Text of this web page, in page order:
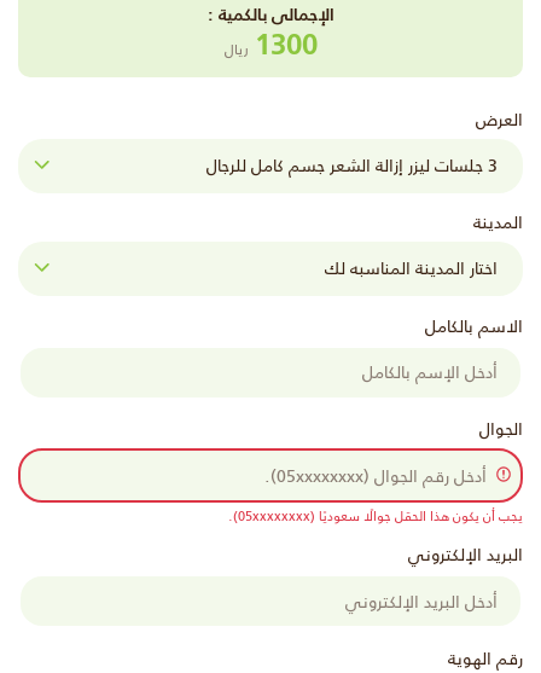
العرض
المدينة
الاسم بالكامل
الجوال
يجب أن يكون هذا الحقل جوالًا سعوديًا (05xxxxxxxx).
البريد الإلكتروني
رقم الهوية
اﻹجمالى بالكمية :
1300 ريال